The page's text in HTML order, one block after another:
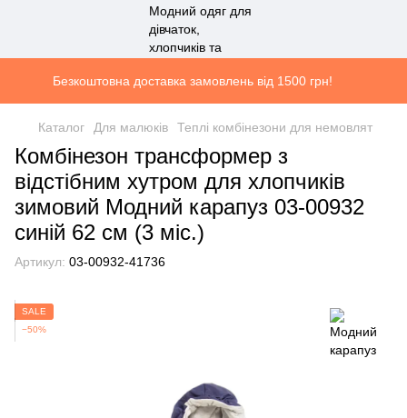
Безкоштовна доставка замовлень від 1500 грн!
Каталог Для малюків Теплі комбінезони для немовлят
Комбінезон трансформер з
відстібним хутром для хлопчиків
зимовий Модний карапуз 03-00932
синій 62 см (3 мiс.)
Артикул: 03-00932-41736
SALE
−50%